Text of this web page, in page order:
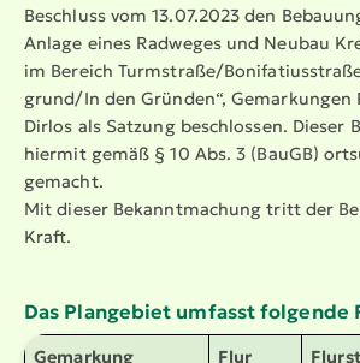
Beschluss vom 13.07.2023 den
Anlage eines Radweges und Neubau
im Bereich Turmstraße/
grund/In den Gründen“, Gemarkungen
Dirlos als Satzung beschlossen. Dieser
hiermit gemäß § 10 Abs. 3 (BauGB)
gemacht.
Mit dieser Bekannt­ma­chung tritt der
Kraft.
Das Plangebiet umfasst folgende
Gemarkung Flur